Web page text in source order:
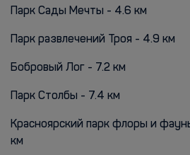
Парк Сады Мечты - 4.6 км
Парк развлечений Троя - 4.9 км
Бобровый Лог - 7.2 км
Парк Столбы - 7.4 км
Красноярский парк флоры и
км